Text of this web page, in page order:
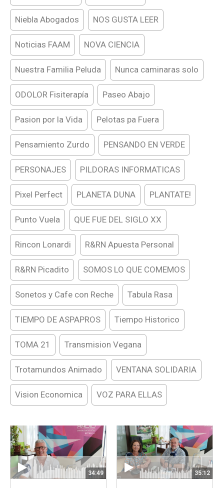
Niebla Abogados NOS GUSTA LEER
Noticias FAAM NOVA CIENCIA
Nuestra Familia Peluda Nunca caminaras solo
ODOLOR Fisiterapía Paseo Abajo
Pasion por la Vida Pelotas pa Fuera
Pensamiento Zurdo PENSANDO EN VERDE
PERSONAJES PILDORAS INFORMATICAS
Pixel Perfect PLANETA DUNA PLANTATE!
Punto Vuela QUE FUE DEL SIGLO XX
Rincon Lonardi R&RN Apuesta Personal
R&RN Picadito SOMOS LO QUE COMEMOS
Sonetos y Cafe con Reche Tabula Rasa
TIEMPO DE ASPAPROS Tiempo Historico
TOMA 21 Transmision Vegana
Trotamundos Animado VENTANA SOLIDARIA
Vision Economica VOZ PARA ELLAS
34:49 35:12